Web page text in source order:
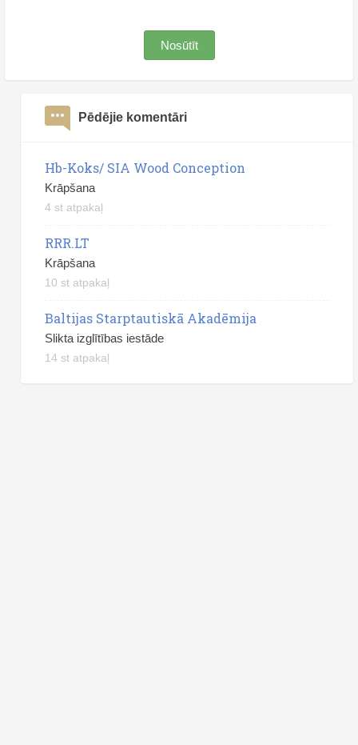
Nosūtīt
Pēdējie komentāri
Hb-Koks/ SIA Wood Conception
Krāpšana
4 st atpakaļ
RRR.LT
Krāpšana
10 st atpakaļ
Baltijas Starptautiskā Akadēmija
Slikta izglītības iestāde
14 st atpakaļ